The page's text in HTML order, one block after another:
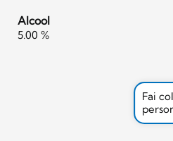
Alcool
5.00 %
Fai